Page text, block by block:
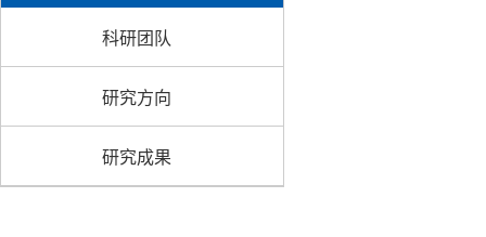
科研团队
研究方向
研究成果